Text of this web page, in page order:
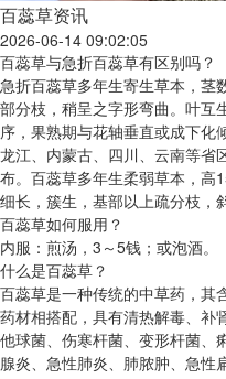
百蕊草资讯
2026-06-14 09:02:05
百蕊草与急折百蕊草有区别吗？
急折百蕊草多年生寄生草本，茎
部分枝，稍呈之字形弯曲。叶互
序，果熟期与花轴垂直或成下化
龙江、内蒙古、四川、云南等省
布。百蕊草多年生柔弱草本，高
细长，簇生，基部以上疏分枝，
百蕊草如何服用？
内服：煎汤，3～5钱；或泡酒。
什么是百蕊草？
百蕊草是一种传统的中草药，其
药材相搭配，具有清热解毒、补
他球菌、伤寒杆菌、变形杆菌、
腺炎、急性肺炎、肺脓肿、急性